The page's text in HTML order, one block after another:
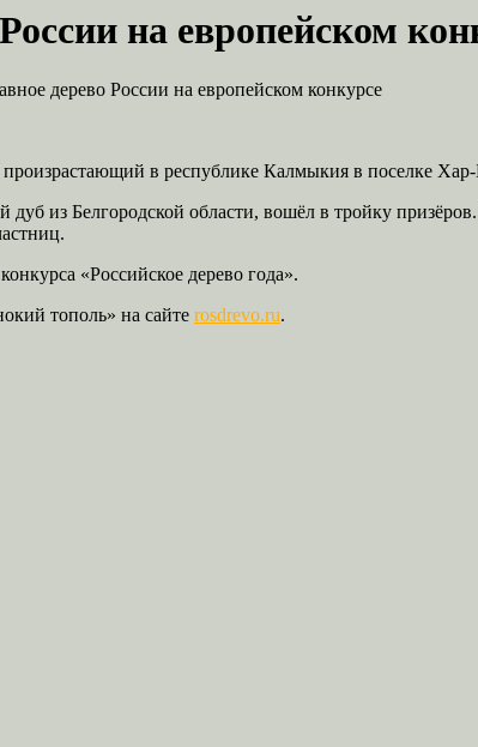
на европейском
дерево России на европейском конкурсе
в республике Калмыкия в поселке
из Белгородской области, вошёл в тройку
«Российское дерево года».
тополь» на сайте rosdrevo.ru.